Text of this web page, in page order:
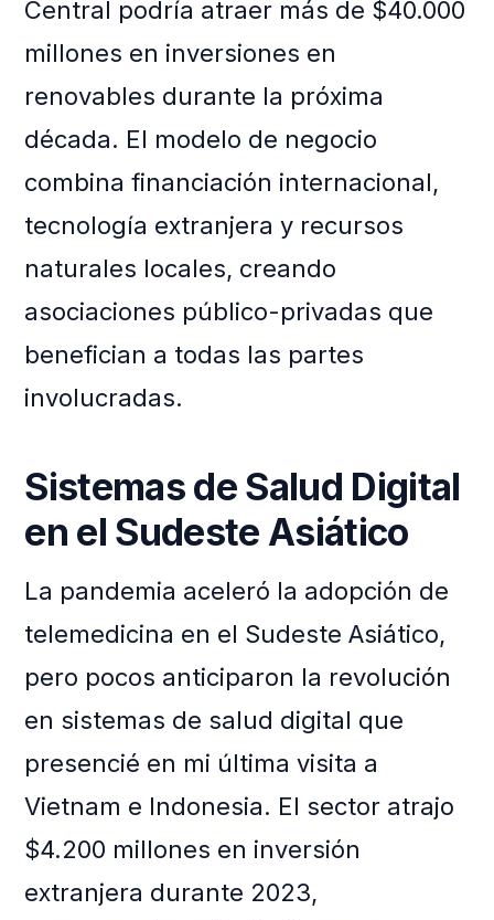
Central podría atraer más de $40.000
millones en inversiones en
renovables durante la próxima
década. El modelo de negocio
combina financiación internacional,
tecnología extranjera y recursos
naturales locales, creando
asociaciones público-privadas que
benefician a todas las partes
involucradas.
Sistemas de Salud Digital
en el Sudeste Asiático
La pandemia aceleró la adopción de
telemedicina en el Sudeste Asiático,
pero pocos anticiparon la revolución
en sistemas de salud digital que
presencié en mi última visita a
Vietnam e Indonesia. El sector atrajo
$4.200 millones en inversión
extranjera durante 2023,